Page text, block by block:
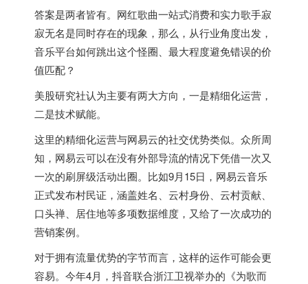
答案是两者皆有。网红歌曲一站式消费和实力歌手寂
寂无名是同时存在的现象，那么，从行业角度出发，
音乐平台如何跳出这个怪圈、最大程度避免错误的价
值匹配？
美股研究社认为主要有两大方向，一是精细化运营，
二是技术赋能。
这里的精细化运营与网易云的社交优势类似。众所周
知，网易云可以在没有外部导流的情况下凭借一次又
一次的刷屏级活动出圈。比如9月15日，网易云音乐
正式发布村民证，涵盖姓名、云村身份、云村贡献、
口头禅、居住地等多项数据维度，又给了一次成功的
营销案例。
对于拥有流量优势的字节而言，这样的运作可能会更
容易。今年4月，抖音联合浙江卫视举办的《为歌而